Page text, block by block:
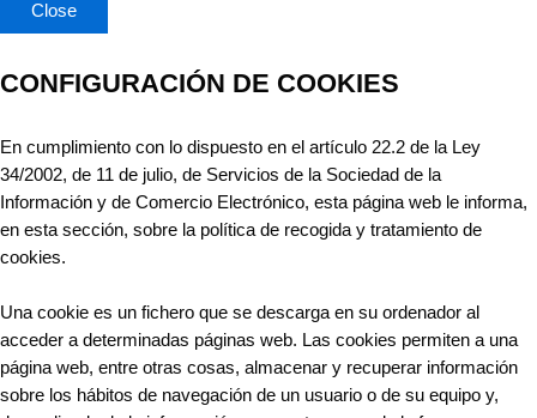
Close
CONFIGURACIÓN DE COOKIES
En cumplimiento con lo dispuesto en el artículo 22.2 de la Ley
34/2002, de 11 de julio, de Servicios de la Sociedad de la
Información y de Comercio Electrónico, esta página web le informa,
en esta sección, sobre la política de recogida y tratamiento de
cookies.
Una cookie es un fichero que se descarga en su ordenador al
acceder a determinadas páginas web. Las cookies permiten a una
página web, entre otras cosas, almacenar y recuperar información
sobre los hábitos de navegación de un usuario o de su equipo y,